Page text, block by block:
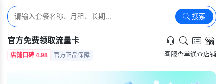
搜索
官方免费领取流量卡
店铺口碑 4.98 官方正品保障 客服查单通查店铺